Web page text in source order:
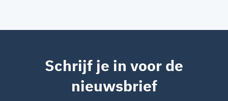
Schrijf je in voor de
nieuwsbrief